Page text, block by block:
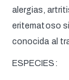
alergias,
eritematoso
conocida al
ESPECIES: